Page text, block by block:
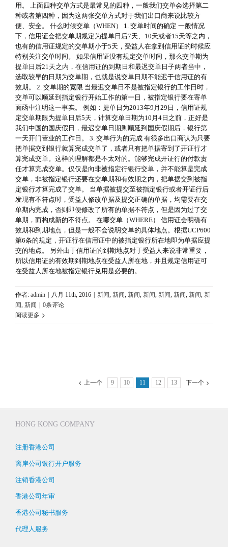
用。 上面四种交单方式是最常见的四种，一般我们交单会选择第二
种或者第四种，因为这两张交单方式对于我们出口商来说比较方
便、安全。 什么时候交单（WHEN） 1. 交单时间的确定 一般情况
下，信用证会把交单期规定为提单日后7天、10天或者15天等之内，
也有的信用证规定的交单期小于5天，受益人在拿到信用证的时候应
特别关注交单时间。 如果信用证没有规定交单时间，那么交单期为
提单日后21天之内，在信用证的到期日和最迟交单日子两者当中，
选取较早的日期为交单期，也就是说交单日期不能迟于信用证的有
效期。 2. 交单期的宽限 当最迟交单日不是被指定银行的工作日时，
交单可以顺延到指定银行开始工作的第一日，被指定银行要在寄单
面函中注明这一事实。 例如：提单日为2013年9月29日，信用证规
定交单期限为提单日后5天，计算交单日期为10月4日之前，正好是
我们中国的国庆假日，最迟交单日期则顺延到国庆假期后，银行第
一天开门营业的工作日。 3. 交单行为的完成 有很多出口商认为只要
把单据交到银行就算完成交单了，或者只有把单据寄到了开证行才
算完成交单。这样的理解都是不太对的。能够完成开证行的付款责
任才算完成交单。仅仅是向非被指定行银行交单，并不能算是完成
交单，非被指定银行还要在交单期和有效期之内，把单据交到被指
定银行才算完成了交单。 当单据被提交至被指定银行或者开证行后
发现有不符点时，受益人修改单据及提交正确的单据，均需要在交
单期内完成，否则即便修改了所有的单据不符点，但是因为过了交
单期，而构成新的不符点。 在哪交单（WHERE） 信用证会明确有
效期和到期地点，但是一般不会说明交单的具体地点。根据UCP600
第6条的规定，开证行在信用证中的被指定银行所在地即为单据应提
交的地点。 另外由于信用证的到期地点对于受益人来说非常重要，
所以信用证的有效期到期地点在受益人所在地，并且规定信用证可
在受益人所在地被指定银行兑用是必要的。
作者: admin 八月 11th, 2016 新闻, 新闻, 新闻, 新闻, 新闻, 新闻, 新闻, 新
闻, 新闻
0条评论
阅读更多
上一个 9 10 11 12 13 下一个
HONG KONG COMPANY
注册香港公司
离岸公司银行开户服务
注销香港公司
香港公司年审
香港公司秘书服务
代理人服务